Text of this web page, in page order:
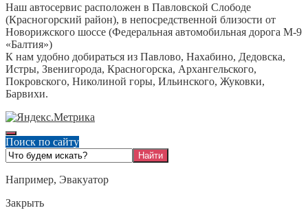
Наш автосервис расположен в Павловской Слободе
(Красногорский район), в непосредственной близости от
Новорижского шоссе (Федеральная автомобильная дорога М-9
«Балтия»)
К нам удобно добираться из Павлово, Нахабино, Дедовска,
Истры, Звенигорода, Красногорска, Архангельского,
Покровского, Николиной горы, Ильинского, Жуковки,
Барвихи.
Поиск по сайту
Например, Эвакуатор
Закрыть